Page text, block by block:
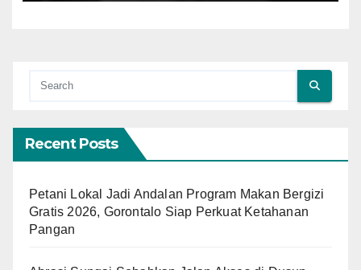
Recent Posts
Petani Lokal Jadi Andalan Program Makan Bergizi
Gratis 2026, Gorontalo Siap Perkuat Ketahanan
Pangan